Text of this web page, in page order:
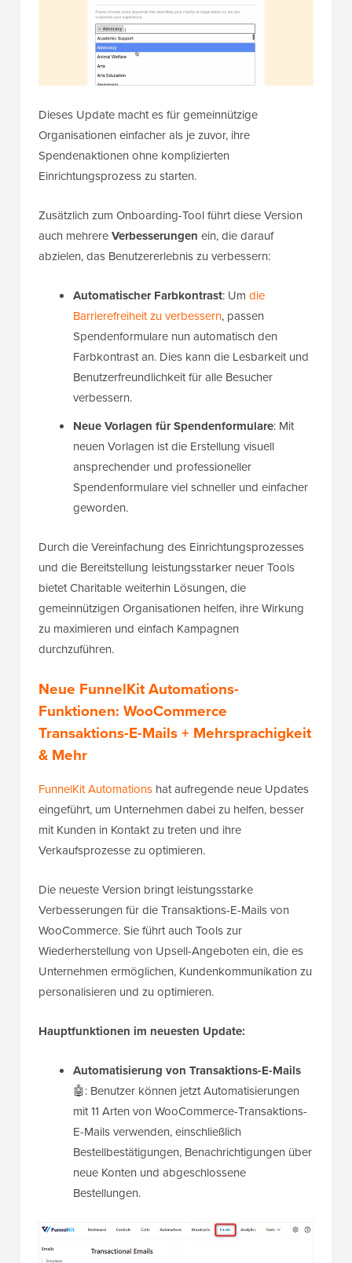
Dieses Update macht es für gemeinnützige
Organisationen einfacher als je zuvor, ihre
Spendenaktionen ohne komplizierten
Einrichtungsprozess zu starten.
Zusätzlich zum Onboarding-Tool führt diese Version
auch mehrereVerbesserungen ein, die darauf
abzielen, das Benutzererlebnis zu verbessern:
Automatischer Farbkontrast: Um die
Barrierefreiheit zu verbessern, passen
Spendenformulare nun automatisch den
Farbkontrast an. Dies kann die Lesbarkeit und
Benutzerfreundlichkeit für alle Besucher
verbessern.
Neue Vorlagen für Spendenformulare: Mit
neuen Vorlagen ist die Erstellung visuell
ansprechender und professioneller
Spendenformulare viel schneller und einfacher
geworden.
Durch die Vereinfachung des Einrichtungsprozesses
und die Bereitstellung leistungsstarker neuer Tools
bietet Charitable weiterhin Lösungen, die
gemeinnützigen Organisationen helfen, ihre Wirkung
zu maximieren und einfach Kampagnen
durchzuführen.
Neue FunnelKit Automations-
Funktionen: WooCommerce
Transaktions-E-Mails + Mehrsprachigkeit
& Mehr
FunnelKit Automations hat aufregende neue Updates
eingeführt, um Unternehmen dabei zu helfen, besser
mit Kunden in Kontakt zu treten und ihre
Verkaufsprozesse zu optimieren.
Die neueste Version bringt leistungsstarke
Verbesserungen für die Transaktions-E-Mails von
WooCommerce. Sie führt auch Tools zur
Wiederherstellung von Upsell-Angeboten ein, die es
Unternehmen ermöglichen, Kundenkommunikation zu
personalisieren und zu optimieren.
Hauptfunktionen im neuesten Update:
Automatisierung von Transaktions-E-Mails
🤖: Benutzer können jetzt Automatisierungen
mit 11 Arten von WooCommerce-Transaktions-
E-Mails verwenden, einschließlich
Bestellbestätigungen, Benachrichtigungen über
neue Konten und abgeschlossene
Bestellungen.